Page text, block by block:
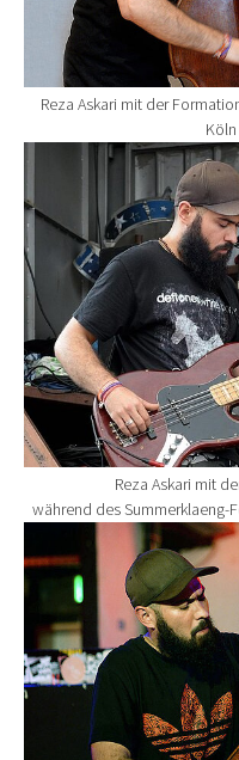
Reza Askari mit der
Show larger version for:
Reza Askari mit
während des Summerklaeng-
Show larger version for: